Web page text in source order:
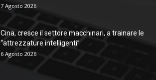
7 Agosto 2026
Cina, cresce il settore macchinari, a trainare le
“attrezzature intelligenti”
6 Agosto 2026